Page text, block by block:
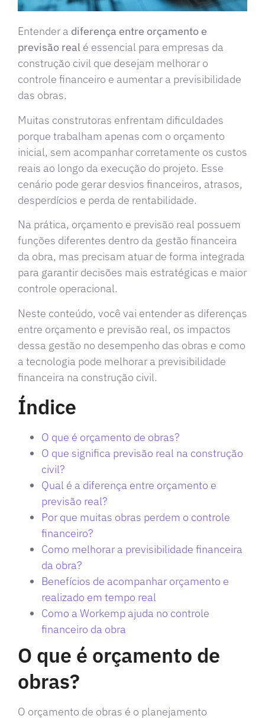
Entender a diferença entre orçamento e
previsão real é essencial para empresas da
construção civil que desejam melhorar o
controle financeiro e aumentar a previsibilidade
das obras.
Muitas construtoras enfrentam dificuldades
porque trabalham apenas com o orçamento
inicial, sem acompanhar corretamente os custos
reais ao longo da execução do projeto. Esse
cenário pode gerar desvios financeiros, atrasos,
desperdícios e perda de rentabilidade.
Na prática, orçamento e previsão real possuem
funções diferentes dentro da gestão financeira
da obra, mas precisam atuar de forma integrada
para garantir decisões mais estratégicas e maior
controle operacional.
Neste conteúdo, você vai entender as diferenças
entre orçamento e previsão real, os impactos
dessa gestão no desempenho das obras e como
a tecnologia pode melhorar a previsibilidade
financeira na construção civil.
Índice
O que é orçamento de obras?
O que significa previsão real na construção
civil?
Qual é a diferença entre orçamento e
previsão real?
Por que muitas obras perdem o controle
financeiro?
Como melhorar a previsibilidade financeira
da obra?
Benefícios de acompanhar orçamento e
realizado em tempo real
Como a Workemp ajuda no controle
financeiro da obra
O que é orçamento de
obras?
O orçamento de obras é o planejamento